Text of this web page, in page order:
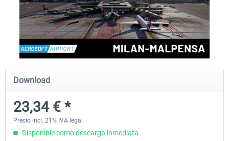
Aerosoft Mega Airport Brussels
25,37 € *
Aerosoft Airport Cologne/
Download
23,34 € *
Precio incl. 21% IVA legal
Disponible como descarga inmediata